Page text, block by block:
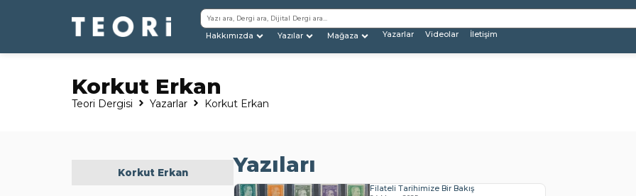
Hakkımızda Yazılar Mağaza Yazarlar Videolar İletişim
Korkut Erkan
Teori Dergisi Yazarlar Korkut Erkan
Korkut Erkan Yazıları
Filateli Tarihimize Bir Bakış